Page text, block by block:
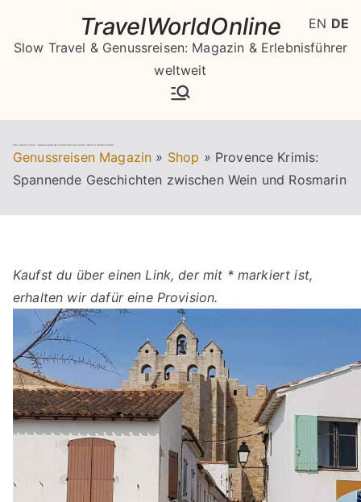
springen
TravelWorldOnline
Slow Travel & Genussreisen: Magazin & Erlebnisführer
weltweit
Provence Krimis: Spannende Geschichten zwischen Wein und Rosmarin
Genussreisen Magazin » Shop » Provence Krimis:
Spannende Geschichten zwischen Wein und Rosmarin
Kaufst du über einen Link, der mit * markiert ist,
erhalten wir dafür eine Provision.
EN DE